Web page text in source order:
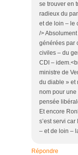
se trouver en
radieux du
et de loin – le
/>
générées par
civiles – du
CDI –
ministre de
du diable » et
nom pour une
pensée
Et encore
s’est servi
– et de loin –
Répondre